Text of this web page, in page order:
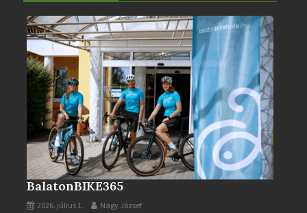
BalatonBIKE365
2026. július 1. Nagy József